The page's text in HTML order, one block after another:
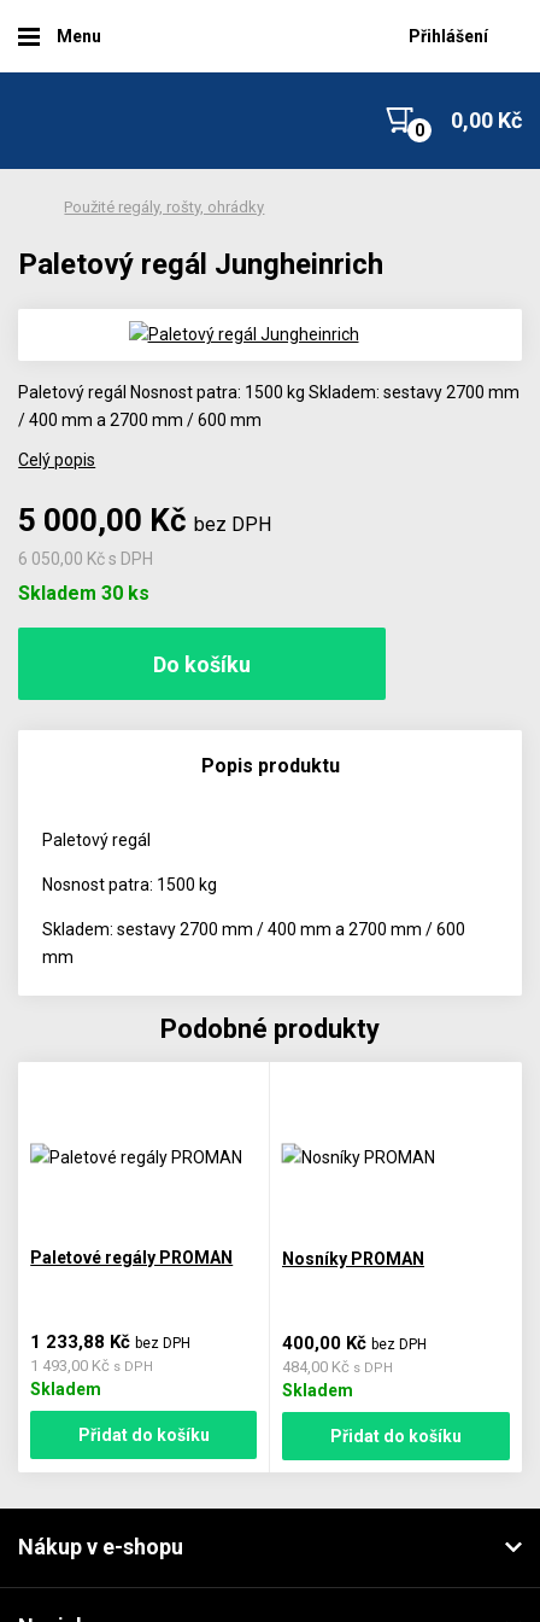
Menu Přihlášení
0,00 Kč
Použité regály, rošty, ohrádky
Paletový regál Jungheinrich
Paletový regál Nosnost patra: 1500 kg Skladem: sestavy 2700 mm
/ 400 mm a 2700 mm / 600 mm
Celý popis
5 000,00 Kčbez DPH
6 050,00 Kčs DPH
Skladem 30 ks
Počet
Popis produktu
Paletový regál
Nosnost patra: 1500 kg
Skladem: sestavy 2700 mm / 400 mm a 2700 mm / 600
mm
Podobné produkty
Paletové regály PROMAN
1 233,88 Kčbez DPH
1 493,00 Kč s DPH
Skladem
Přidat do košíku
Nosníky PROMAN
400,00 Kč bez DPH
484,00 Kč s DPH
Skladem
Přidat do košíku
Nákup v e-shopu